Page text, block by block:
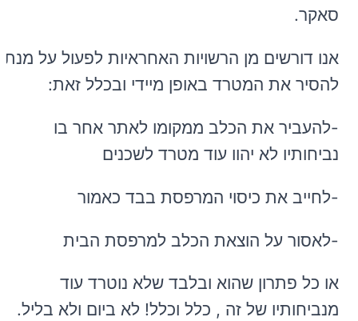
סאקר.
אנו דורשים מן הרשויות האחראיות לפעול על מנת
להסיר את המטרד באופן מיידי ובכלל זאת:
-להעביר את הכלב ממקומו לאתר אחר בו
נביחותיו לא יהוו עוד מטרד לשכנים
-לחייב את כיסוי המרפסת בבד כאמור
-לאסור על הוצאת הכלב למרפסת הבית
או כל פתרון שהוא ובלבד שלא נוטרד עוד
מנביחותיו של זה , כלל וכלל! לא ביום ולא בליל.